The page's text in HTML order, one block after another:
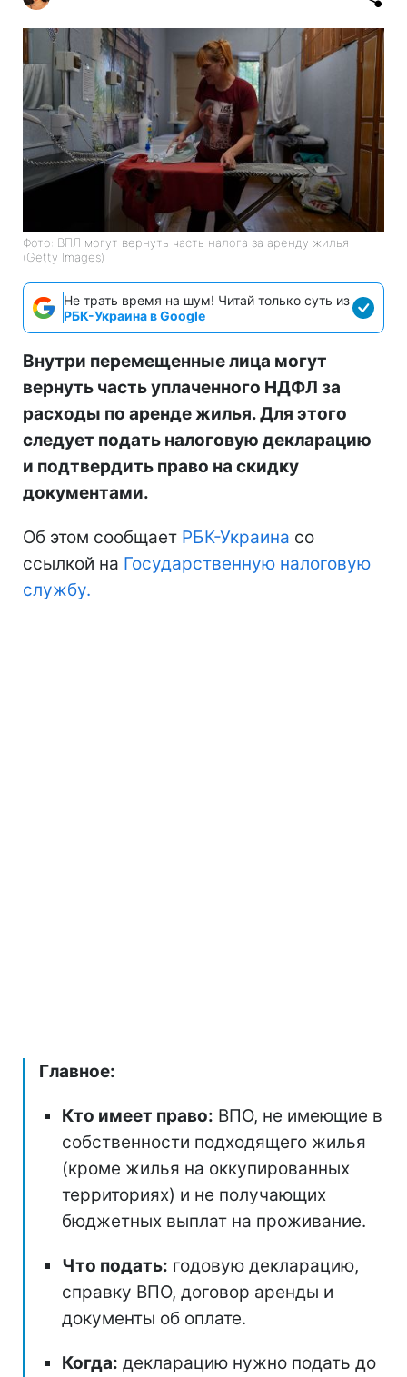
Фото: ВПЛ могут вернуть часть налога за аренду жилья
(Getty Images)
Не трать время на шум! Читай только суть из
РБК-Украина в Google
Внутри перемещенные лица могут
вернуть часть уплаченного НДФЛ за
расходы по аренде жилья. Для этого
следует подать налоговую декларацию
и подтвердить право на скидку
документами.
Об этом сообщает РБК-Украина со
ссылкой на Государственную налоговую
службу.
Главное:
Кто имеет право: ВПО, не имеющие в
собственности подходящего жилья
(кроме жилья на оккупированных
территориях) и не получающих
бюджетных выплат на проживание.
Что подать: годовую декларацию,
справку ВПО, договор аренды и
документы об оплате.
Когда: декларацию нужно подать до